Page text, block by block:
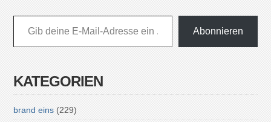
Gib deine E-Mail-Adresse ein ...
Abonnieren
KATEGORIEN
brand eins (229)